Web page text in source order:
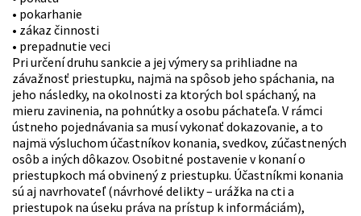
• pokarhanie
• zákaz činnosti
• prepadnutie veci
Pri určení druhu sankcie a jej výmery sa prihliadne na
závažnosť priestupku, najmä na spôsob jeho spáchania, na
jeho následky, na okolnosti za ktorých bol spáchaný, na
mieru zavinenia, na pohnútky a osobu páchateľa. V rámci
ústneho pojednávania sa musí vykonať dokazovanie, a to
najmä výsluchom účastníkov konania, svedkov, zúčastnených
osôb a iných dôkazov. Osobitné postavenie v konaní o
priestupkoch má obvinený z priestupku. Účastníkmi konania
sú aj navrhovateľ (návrhové delikty – urážka na cti a
priestupok na úseku práva na prístup k informáciám),